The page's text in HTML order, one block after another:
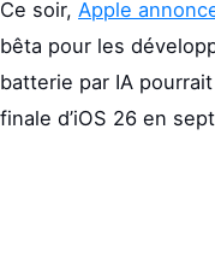
Ce soir, Apple
bêta pour les
batterie par IA
finale d’iOS 26 en